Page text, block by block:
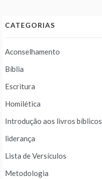
CATEGORIAS
Aconselhamento
Bíblia
Escritura
Homilética
Introdução aos livros bíblicos
liderança
Lista de Versículos
Metodologia